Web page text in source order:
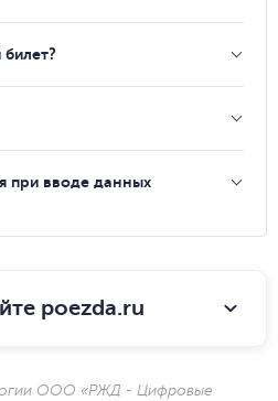
при вводе данных
poezda.ru
ООО «РЖД - Цифровые